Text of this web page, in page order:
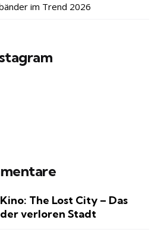
im Trend 2026
The Lost City – Das
verloren Stadt